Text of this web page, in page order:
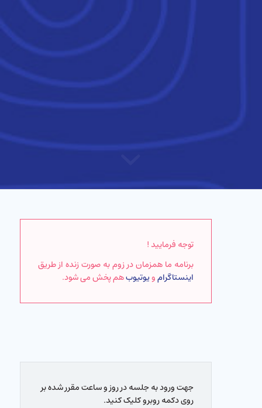
توجه فرمایید !
برنامه ما همزمان در زوم به صورت زنده از طریق
اینستاگرامویوتیوبهم پخش می شود.
جهت ورود به جلسه در روز و ساعت مقرر شده بر
روی دکمه روبرو کلیک کنید.